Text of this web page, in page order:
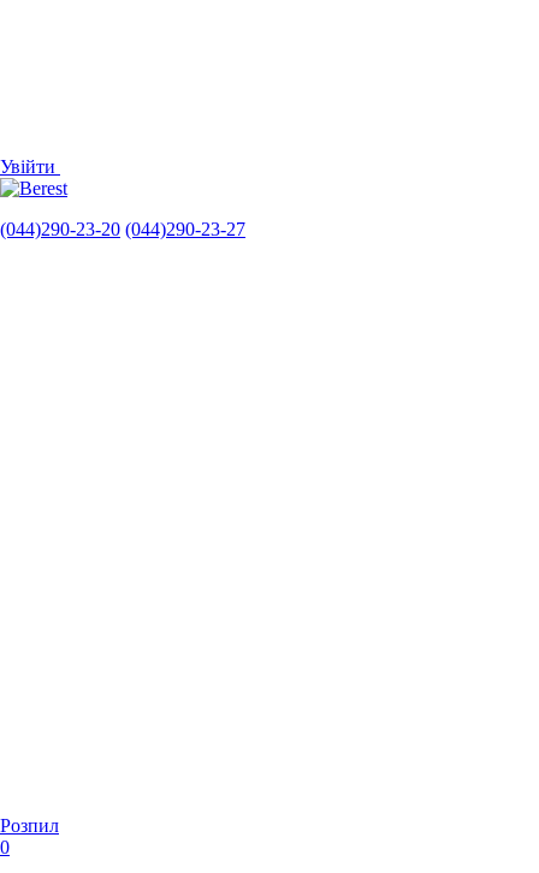
Увійти
(044)290-23-20 (044)290-23-27
Розпил
0